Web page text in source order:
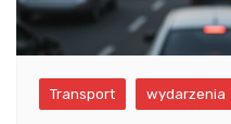
Transport wydarzenia